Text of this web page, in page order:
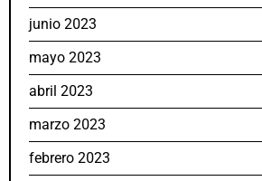
junio 2023
mayo 2023
abril 2023
marzo 2023
febrero 2023